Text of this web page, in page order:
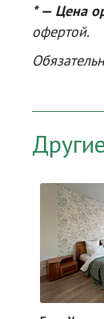
* — Цена
офертой.